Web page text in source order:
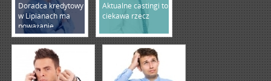
Doradca kredytowy
w Lipianach ma
poważanie
Aktualne castingi to
ciekawa rzecz